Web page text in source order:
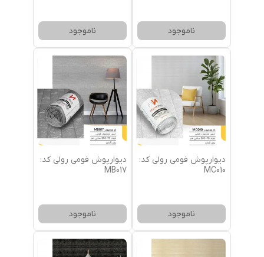
ناموجود ناموجود
دیوارپوش فومی رولی کد:
MC010
ناموجود
دیوارپوش فومی رولی کد:
MB017
ناموجود